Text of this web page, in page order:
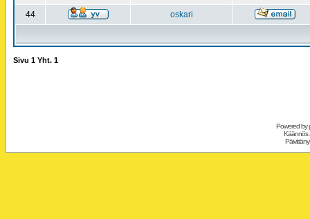
44 oskari
Sivu 1 Yht. 1
Powered by
Käännös